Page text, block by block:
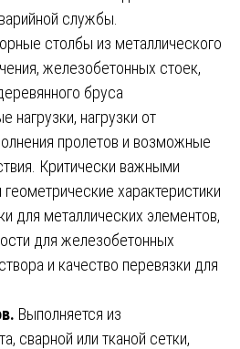
службы.
столбы из металлического
железобетонных стоек,
бруса
нагрузки, нагрузки от
пролетов и возможные
Критически важными
характеристики
для металлических элементов,
для железобетонных
и качество перевязки для
Выполняется из
сварной или тканой сетки,